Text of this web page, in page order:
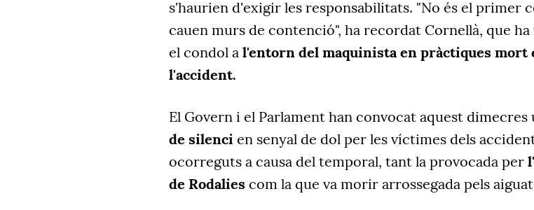
s'haurien d'exigir les responsabilitats. "No és el primer
cauen murs de contenció", ha recordat Cornellà, que
el condol a l'entorn del maquinista en pràctiques mort
l'accident.
El Govern i el Parlament han convocat aquest dimecres
de silenci en senyal de dol per les víctimes dels
ocorreguts a causa del temporal, tant la provocada per
de Rodalies com la que va morir arrossegada pels